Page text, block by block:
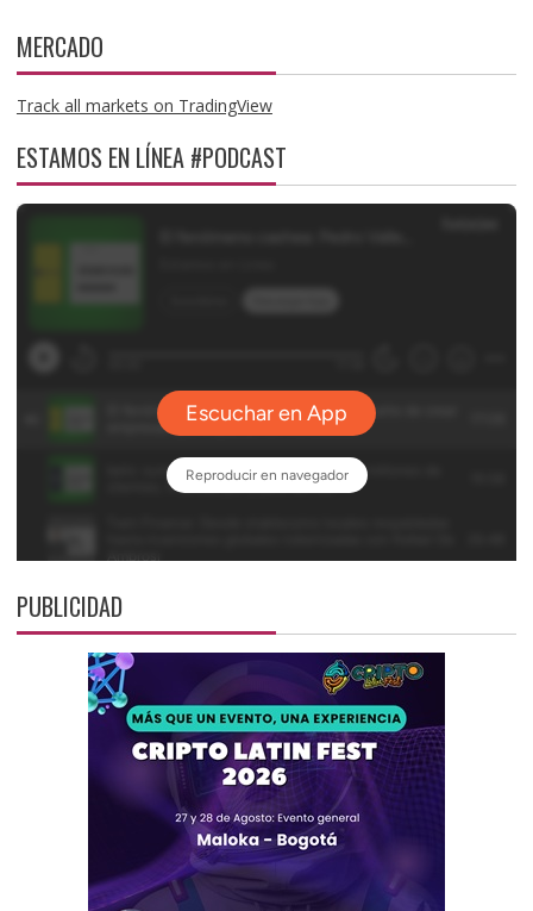
MERCADO
Track all markets on TradingView
ESTAMOS EN LÍNEA #PODCAST
PUBLICIDAD